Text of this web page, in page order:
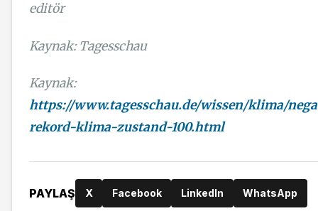
editör
Kaynak: Tagesschau
Kaynak:
https://www.tagesschau.de/wissen/klima/
rekord-klima-zustand-100.html
PAYLAŞ X Facebook LinkedIn WhatsApp